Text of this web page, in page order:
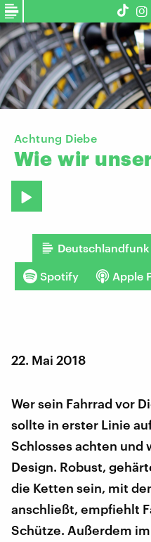
Achtung Diebe
Wie wir
Spotify Apple
22. Mai 2018
Wer sein Fahrrad vor
sollte in erster Linie
Schlosses achten und
Design. Robust,
die Ketten sein, mit
anschließt, empfiehlt
Schütze. Außerdem